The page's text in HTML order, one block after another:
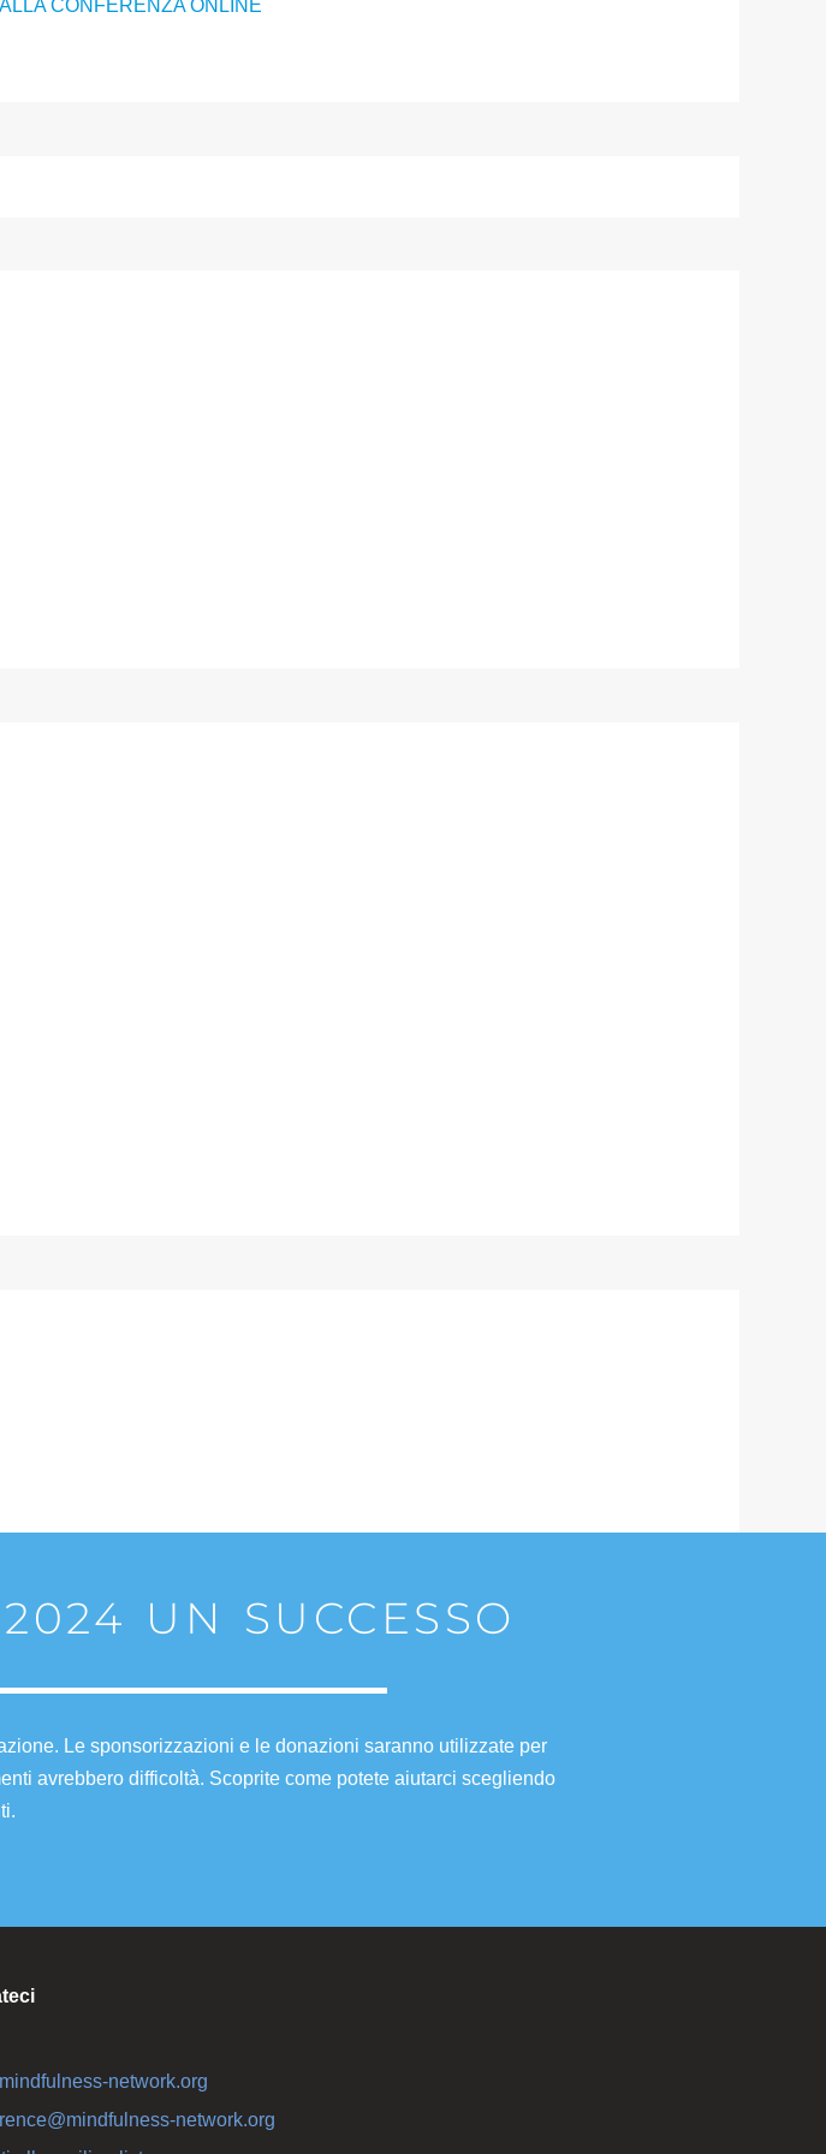
CONFERENZA ONLINE
UN SUCCESSO
Le sponsorizzazioni e le donazioni saranno utilizzate per
avrebbero difficoltà. Scoprite come potete aiutarci scegliendo
network.org
network.org